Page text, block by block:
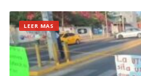
LEER MAS